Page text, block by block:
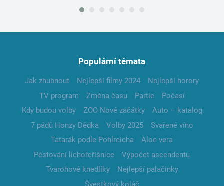
Populární témata
Jak zhubnout Nejlepší filmy 2024
Nejlepší horory
TV program
Změna času Partie
Počasí
Kdy budou volby
ZOO Nové začátky
Auto – katalog
7 pádů Honzy Dědka
Volby 2025
Svařené víno
Tatarák podle Pohlreicha
Aloe vera
Pěstování lichořeřišnice
Výpočet ascendentu
Tvarohové knedlíky
Nejlepší palačinky